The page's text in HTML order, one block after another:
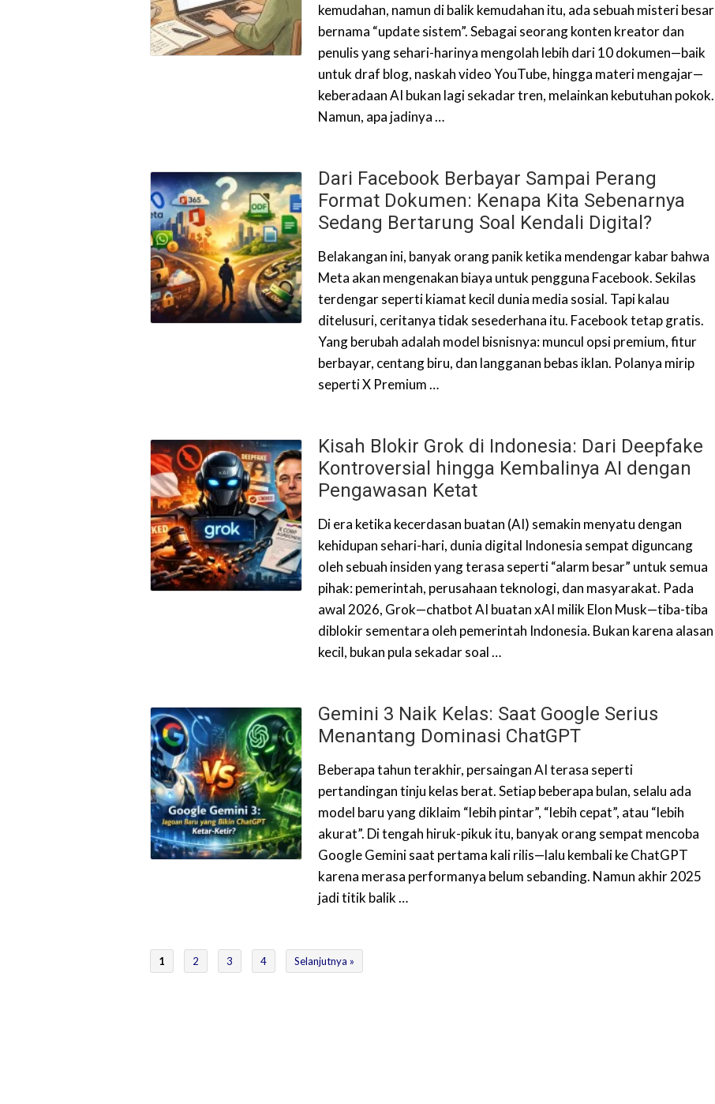
kemudahan, namun di balik kemudahan itu, ada sebuah misteri besar
bernama “update sistem”. Sebagai seorang konten kreator dan
penulis yang sehari-harinya mengolah lebih dari 10 dokumen—baik
untuk draf blog, naskah video YouTube, hingga materi mengajar—
keberadaan AI bukan lagi sekadar tren, melainkan kebutuhan pokok.
Namun, apa jadinya …
Dari Facebook Berbayar Sampai Perang
Format Dokumen: Kenapa Kita Sebenarnya
Sedang Bertarung Soal Kendali Digital?
Belakangan ini, banyak orang panik ketika mendengar kabar bahwa
Meta akan mengenakan biaya untuk pengguna Facebook. Sekilas
terdengar seperti kiamat kecil dunia media sosial. Tapi kalau
ditelusuri, ceritanya tidak sesederhana itu. Facebook tetap gratis.
Yang berubah adalah model bisnisnya: muncul opsi premium, fitur
berbayar, centang biru, dan langganan bebas iklan. Polanya mirip
seperti X Premium …
Kisah Blokir Grok di Indonesia: Dari Deepfake
Kontroversial hingga Kembalinya AI dengan
Pengawasan Ketat
Di era ketika kecerdasan buatan (AI) semakin menyatu dengan
kehidupan sehari-hari, dunia digital Indonesia sempat diguncang
oleh sebuah insiden yang terasa seperti “alarm besar” untuk semua
pihak: pemerintah, perusahaan teknologi, dan masyarakat. Pada
awal 2026, Grok—chatbot AI buatan xAI milik Elon Musk—tiba-tiba
diblokir sementara oleh pemerintah Indonesia. Bukan karena alasan
kecil, bukan pula sekadar soal …
Gemini 3 Naik Kelas: Saat Google Serius
Menantang Dominasi ChatGPT
Beberapa tahun terakhir, persaingan AI terasa seperti
pertandingan tinju kelas berat. Setiap beberapa bulan, selalu ada
model baru yang diklaim “lebih pintar”, “lebih cepat”, atau “lebih
akurat”. Di tengah hiruk-pikuk itu, banyak orang sempat mencoba
Google Gemini saat pertama kali rilis—lalu kembali ke ChatGPT
karena merasa performanya belum sebanding. Namun akhir 2025
jadi titik balik …
1 2 3 4 Selanjutnya »